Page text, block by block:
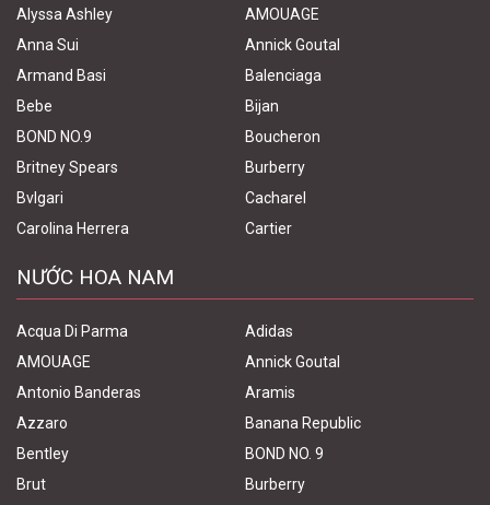
Alyssa Ashley
AMOUAGE
Anna Sui
Annick Goutal
Armand Basi
Balenciaga
Bebe
Bijan
BOND NO.9
Boucheron
Britney Spears
Burberry
Bvlgari
Cacharel
Carolina Herrera
Cartier
NƯỚC HOA NAM
Acqua Di Parma
Adidas
AMOUAGE
Annick Goutal
Antonio Banderas
Aramis
Azzaro
Banana Republic
Bentley
BOND NO. 9
Brut
Burberry